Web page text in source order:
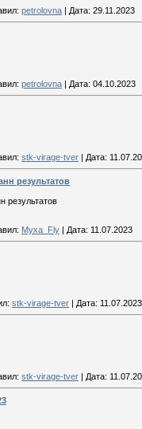
petrolovna Дата: 29.11.2023
petrolovna | Дата: 04.10.2023
stk-virage-tver | Дата:
результатов
Myxa_Fly Дата: 11.07.2023
stk-virage-tver | Дата: 11.07.2023
stk-virage-tver | Дата: